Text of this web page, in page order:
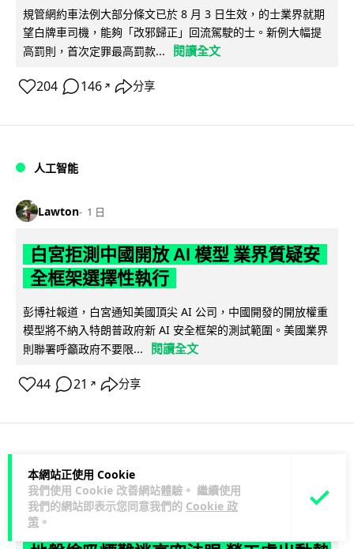
本網站正使用 Cookie
我們使用 Cookie 改善網站體驗。 繼續使用
我們的網站即表示您同意我們的 Cookie 政
策 。
規管網約車法例大部分條文已於 8 月 3 日生效，的士業界就期
望白牌車司機，能夠「改邪歸正」回流駕駛的士。新例大幅提
高罰則，首次定罪最高罰款...
閱讀全文
204 146 ↗ 分享
人工智能
Lawton 1 日
白宮拒測中國開放 AI 模型 業界質疑安
全框架選擇性執行
彭博社報道，白宮通知美國頂尖 AI 公司，中國開發的開放權重
模型將不納入特朗普政府新 AI 安全框架的測試範圍。美國業界
則聯署呼籲政府不要限...
閱讀全文
44 21 ↗ 分享
人工智能
Vin 1 日